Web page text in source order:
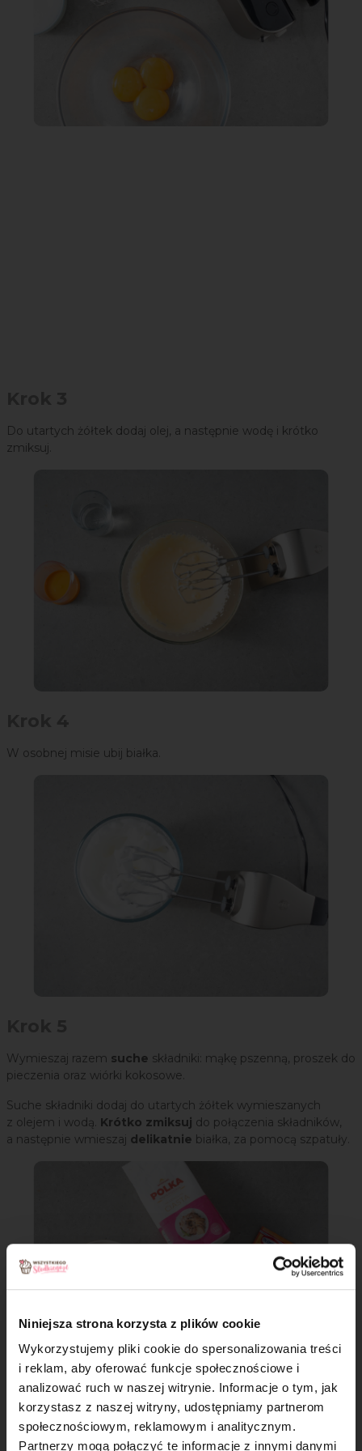
Niniejsza strona korzysta z plików cookie
Wykorzystujemy pliki cookie do spersonalizowania treści
i reklam, aby oferować funkcje społecznościowe i
analizować ruch w naszej witrynie. Informacje o tym, jak
korzystasz z naszej witryny, udostępniamy partnerom
społecznościowym, reklamowym i analitycznym.
Partnerzy mogą połączyć te informacje z innymi danymi
Do utartych żółtek dodaj olej, a następnie wodę i krótko
zmiksuj.
W osobnej misie ubij białka.
Wymieszaj razem suche składniki: mąkę pszenną, proszek do
pieczenia oraz wiórki kokosowe.
Suche składniki dodaj do utartych żółtek wymieszanych
z olejem i wodą. Krótko zmiksuj do połączenia składników,
a następnie wmieszaj delikatnie białka, za pomocą szpatuły.
Krok 6
Tak przygotowane ciasto przełóż do wcześniej
×